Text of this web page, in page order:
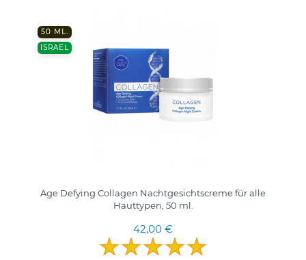
50 ML.
ISRAEL
Age Defying Collagen Nachtgesichtscreme für alle
Hauttypen, 50 ml.
42,00 €